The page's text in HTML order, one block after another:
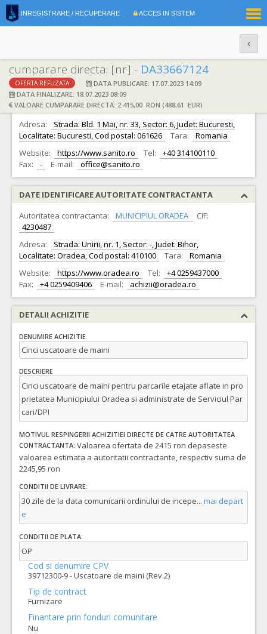
INREGISTRARE / RECUPERARE ACCES IN SISTEM
cumparare directa: [nr] - DA33667124
OFERTA REFUZATA
DATA PUBLICARE: 17.07.2023 14:09
DATA FINALIZARE: 18.07.2023 08:09
VALOARE CUMPARARE DIRECTA: 2.415,00 RON (488,61 EUR)
DATE IDENTIFICARE OFERTANT
Ofertant: S.C. Sanito Distribution S.R.L. CIF: 18350009
Adresa:
Strada: Bld. 1 Mai, nr. 33, Sector: 6, Judet: Bucuresti,
Localitate: Bucuresti, Cod postal: 061626
Tara:
Romania
Website:
https://www.sanito.ro Tel:
+40 314100110
Fax:
- E-mail: office@sanito.ro
DATE IDENTIFICARE AUTORITATE CONTRACTANTA
Autoritatea contractanta:
MUNICIPIUL ORADEA
CIF:
4230487
Adresa:
Strada: Unirii, nr. 1, Sector: -, Judet: Bihor,
Localitate: Oradea, Cod postal: 410100
Tara:
Romania
Website:
https://www.oradea.ro Tel:
+4 0259437000
Fax:
+4 0259409406 E-mail: achizii@oradea.ro
DETALII ACHIZITIE
DENUMIRE ACHIZITIE
Cinci uscatoare de maini
DESCRIERE
Cinci uscatoare de maini pentru parcarile etajate aflate in pro
prietatea Municipiului Oradea si administrate de Serviciul Par
cari/DPI
MOTIVUL RESPINGERII ACHIZITIEI DIRECTE DE CATRE AUTORITATEA
CONTRACTANTA: Valoarea ofertata de 2415 ron depaseste
valoarea estimata a autoritatii contractante, respectiv suma de
2245,95 ron
CONDITII DE LIVRARE:
30 zile de la data comunicarii ordinului de incepe... mai depart
e
CONDITII DE PLATA:
OP
Cod si denumire CPV
39712300-9 - Uscatoare de maini (Rev.2)
Tip de contract
Furnizare
Finantare prin fonduri comunitare
Nu